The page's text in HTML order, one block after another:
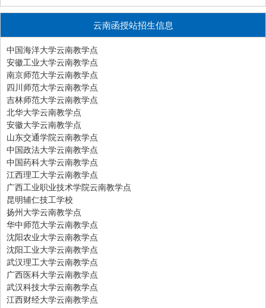
云南函授站招生信息
中国海洋大学云南教学点
安徽工业大学云南教学点
南京师范大学云南教学点
四川师范大学云南教学点
吉林师范大学云南教学点
北华大学云南教学点
安徽大学云南教学点
山东交通学院云南教学点
中国政法大学云南教学点
中国药科大学云南教学点
江西理工大学云南教学点
广西工业职业技术学院云南教学点
昆明辅仁技工学校
扬州大学云南教学点
华中师范大学云南教学点
沈阳农业大学云南教学点
沈阳工业大学云南教学点
武汉理工大学云南教学点
广西医科大学云南教学点
武汉科技大学云南教学点
江西财经大学云南教学点